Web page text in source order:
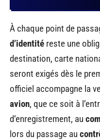
À chaque point de
d’identité reste une
destination, carte
seront exigés dès le
officiel accompagne la
avion, que ce soit à
d’enregistrement, au
lors du passage au